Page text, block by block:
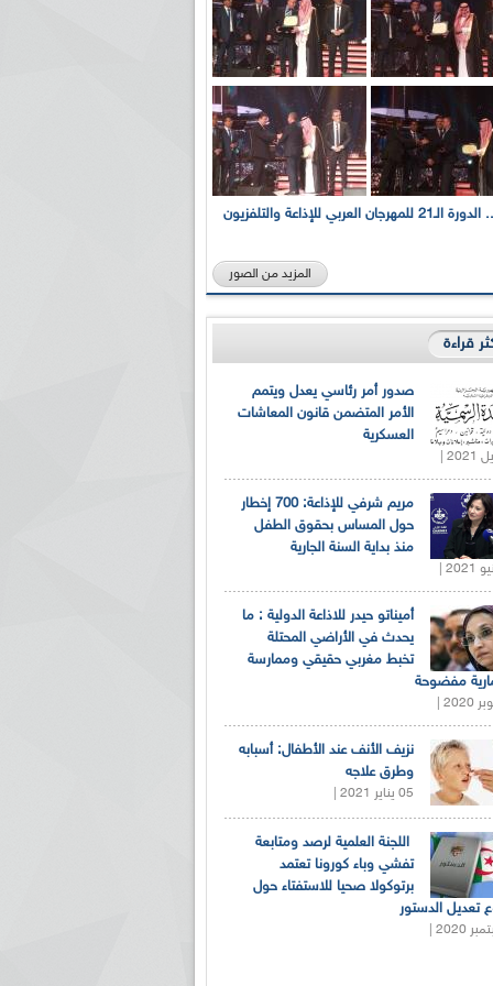
بالصور... الدورة الـ21 للمهرجان العربي للإذاعة والتلفزيون
المزيد من الصور
قراءة
صدور أمر رئاسي يعدل ويتمم
الأمر المتضمن قانون المعاشات
العسكرية
مريم شرفي للإذاعة: 700 إخطار
حول المساس بحقوق الطفل
منذ بداية السنة الجارية
أميناتو حيدر للاذاعة الدولية : ما
يحدث في الأراضي المحتلة
تخبط مغربي حقيقي وممارسة
مفضوحة
نزيف الأنف عند الأطفال: أسبابه
وطرق علاجه
05 يناير 2021 |
اللجنة العلمية لرصد ومتابعة
تفشي وباء كورونا تعتمد
برتوكولا صحيا للاستفتاء حول
تعديل الدستور